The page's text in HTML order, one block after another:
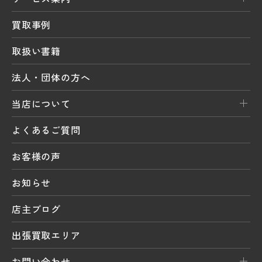
買取事例
取扱い書籍
法人・団体の方へ
当店について
よくあるご質問
お客様の声
お知らせ
店主ブログ
出張買取エリア